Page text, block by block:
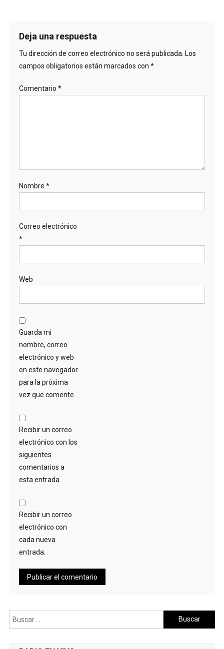
Deja una respuesta
Tu dirección de correo electrónico no será publicada. Los
campos obligatorios están marcados con *
Comentario *
Nombre *
Correo electrónico
*
Web
Guarda mi
nombre, correo
electrónico y web
en este navegador
para la próxima
vez que comente.
Recibir un correo
electrónico con los
siguientes
comentarios a
esta entrada.
Recibir un correo
electrónico con
cada nueva
entrada.
Buscar: